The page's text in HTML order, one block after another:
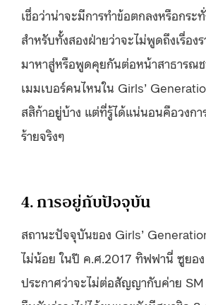
เชื่อว่าน่าจะมีการทำข้อตกลงหรือกร
สำหรับทั้งสองฝ่ายว่าจะไม่พูดถึงเรื่อง
มาหาสู่หรือพูดคุยกันต่อหน้าสาธารณช
เมมเบอร์คนไหนใน Girls’
สสิก้าอยู่บ้าง แต่ที่รู้ได้แน่นอนคือวงก
ร้ายจริงๆ
4. การอยู่กับปัจจุบัน
สถานะปัจจุบันของ Girls’
ไม่น้อย ในปี ค.ศ.2017 ทิฟฟานี่ ซูยอ
ประกาศว่าจะไม่ต่อสัญญากับค่าย